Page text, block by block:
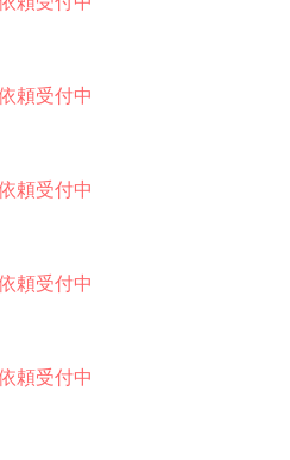
頼受付中
頼受付中
頼受付中
頼受付中